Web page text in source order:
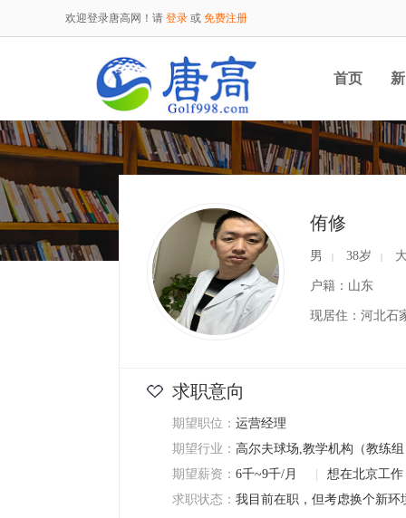
欢迎登录唐高网！请 登录 或 免费注册
首页
侑修
男 | 38岁 |
户籍：山东
现居住：河北石
求职意向
期望职位： 运营经理
期望行业： 高尔夫球场,教学机构（教练组
期望薪资： 6千~9千/月
想在北京工作
求职状态： 我目前在职，但考虑换个新环